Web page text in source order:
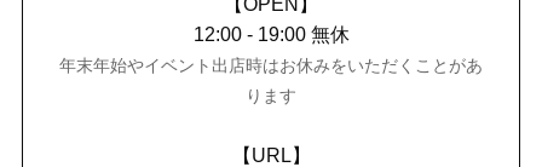
【OPEN】
12:00 - 19:00 無休
年末年始やイベント出店時はお休みをいただくことがあ
ります
【URL】